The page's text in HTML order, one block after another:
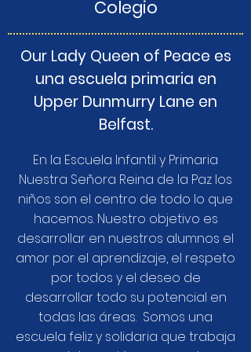
Colegio
Our Lady Queen of Peace es
una escuela primaria en
Upper Dunmurry Lane en
Belfast.
En la Escuela Infantil y Primaria
Nuestra Señora Reina de la Paz los
niños son el centro de todo lo que
hacemos. Nuestro objetivo es
desarrollar en nuestros alumnos el
amor por el aprendizaje, el respeto
por todos y el deseo de
desarrollar todo su potencial en
todas las áreas. Somos una
escuela feliz y solidaria que trabaja